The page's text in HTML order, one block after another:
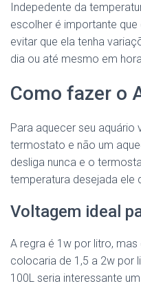
Indepedente da
escolher é importante
evitar que ela tenha
dia ou até mesmo em
Como fazer o
Para aquecer seu aquário
termostato e não um
desliga nunca e o
temperatura desejada ele
Voltagem ideal
A regra é 1w por litro,
colocaria de 1,5 a 2w por
100L seria interessante